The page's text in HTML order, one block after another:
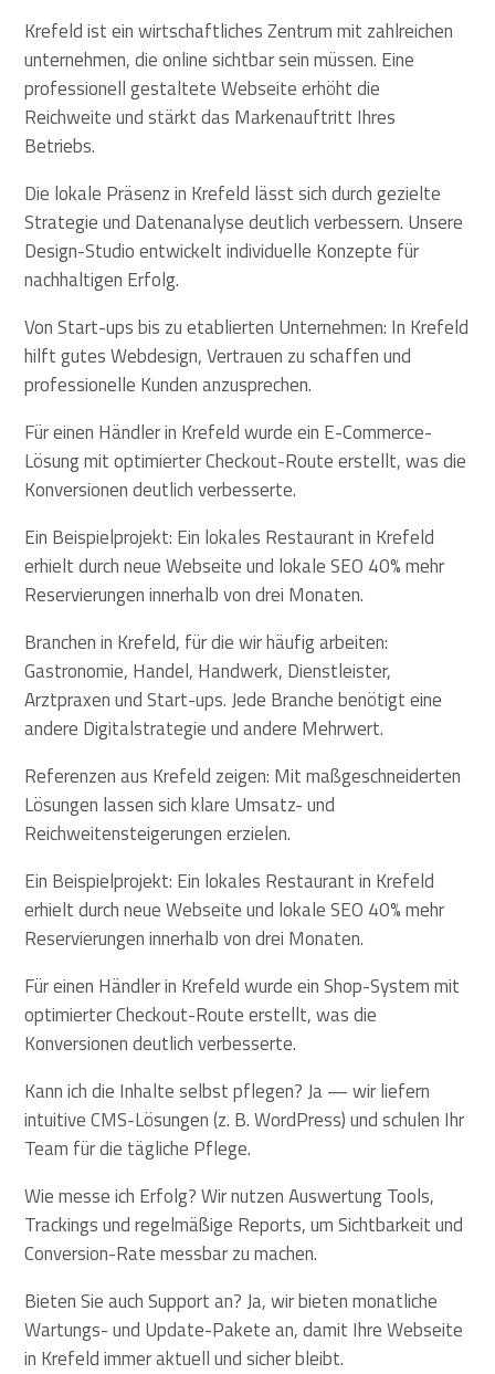
Krefeld ist ein wirtschaftliches Zentrum mit zahlreichen
unternehmen, die online sichtbar sein müssen. Eine
professionell gestaltete Webseite erhöht die
Reichweite und stärkt das Markenauftritt Ihres
Betriebs.
Die lokale Präsenz in Krefeld lässt sich durch gezielte
Strategie und Datenanalyse deutlich verbessern. Unsere
Design-Studio entwickelt individuelle Konzepte für
nachhaltigen Erfolg.
Von Start-ups bis zu etablierten Unternehmen: In Krefeld
hilft gutes Webdesign, Vertrauen zu schaffen und
professionelle Kunden anzusprechen.
Für einen Händler in Krefeld wurde ein E-Commerce-
Lösung mit optimierter Checkout-Route erstellt, was die
Konversionen deutlich verbesserte.
Ein Beispielprojekt: Ein lokales Restaurant in Krefeld
erhielt durch neue Webseite und lokale SEO 40% mehr
Reservierungen innerhalb von drei Monaten.
Branchen in Krefeld, für die wir häufig arbeiten:
Gastronomie, Handel, Handwerk, Dienstleister,
Arztpraxen und Start-ups. Jede Branche benötigt eine
andere Digitalstrategie und andere Mehrwert.
Referenzen aus Krefeld zeigen: Mit maßgeschneiderten
Lösungen lassen sich klare Umsatz- und
Reichweitensteigerungen erzielen.
Ein Beispielprojekt: Ein lokales Restaurant in Krefeld
erhielt durch neue Webseite und lokale SEO 40% mehr
Reservierungen innerhalb von drei Monaten.
Für einen Händler in Krefeld wurde ein Shop-System mit
optimierter Checkout-Route erstellt, was die
Konversionen deutlich verbesserte.
Kann ich die Inhalte selbst pflegen? Ja — wir liefern
intuitive CMS-Lösungen (z. B. WordPress) und schulen Ihr
Team für die tägliche Pflege.
Wie messe ich Erfolg? Wir nutzen Auswertung Tools,
Trackings und regelmäßige Reports, um Sichtbarkeit und
Conversion-Rate messbar zu machen.
Bieten Sie auch Support an? Ja, wir bieten monatliche
Wartungs- und Update-Pakete an, damit Ihre Webseite
in Krefeld immer aktuell und sicher bleibt.